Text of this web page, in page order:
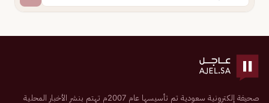
صحيفة إلكترونية سعودية تم تأسيسها عام 2007م تهتم بنشر الأخبار المحلية